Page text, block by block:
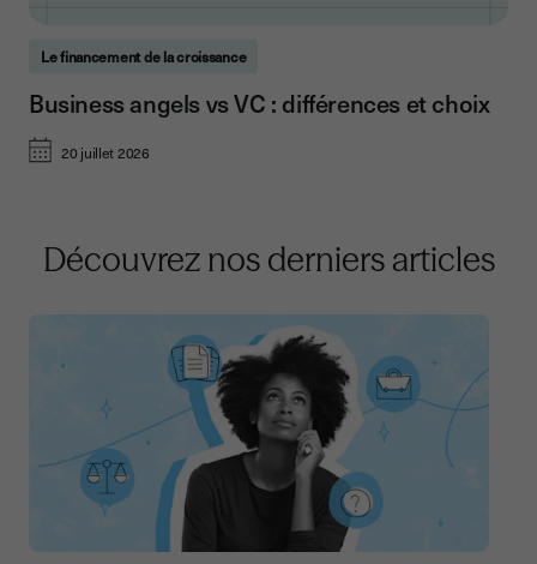
Le financement de la croissance
20 juillet 2026
Business angels vs VC : différences et choix
Découvrez nos derniers articles